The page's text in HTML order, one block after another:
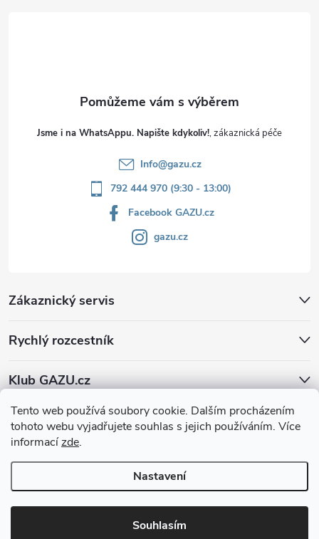
Tento web používá soubory cookie. Dalším procházením
tohoto webu vyjadřujete souhlas s jejich používáním. Více
informacízde.
Nastavení
Souhlasím
Jsme i na WhatsAppu. Napište kdykoliv!
Info@gazu.cz
792 444 970 (9:30 - 13:00)
Facebook GAZU.cz
gazu.cz
Zákaznický servis
Rychlý rozcestník
Klub GAZU.cz
Copyright 2026GAZU.cz | moderní koberce. Všechna práva vyhrazena.